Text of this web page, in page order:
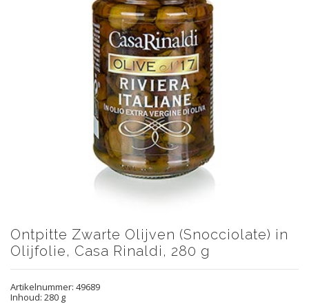
Ontpitte Zwarte Olijven (Snocciolate) in
Olijfolie, Casa Rinaldi, 280 g
Artikelnummer: 49689
Inhoud: 280 g